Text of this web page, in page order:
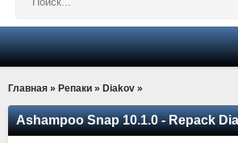
Главная » Репаки » Diakov »
Ashampoo Snap 10.1.0 - Repack